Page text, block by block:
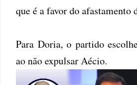
que é a favor do afastamento
Para Doria, o partido
ao não expulsar Aécio.